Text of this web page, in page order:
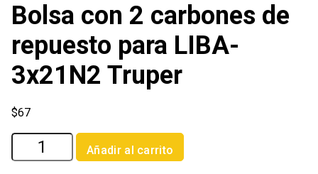
Bolsa con 2 carbones de
repuesto para LIBA-
3x21N2 Truper
$67
Bolsa
con
Añadir al carrito